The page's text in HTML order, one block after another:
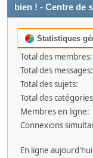
bien ! - Centre de
Statistiques
Total des membres:
Total des messages:
Total des sujets:
Total des
Membres en ligne:
Connexions
En ligne